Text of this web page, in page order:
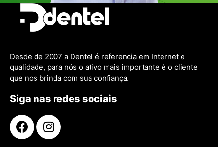
Desde de 2007 a Dentel é referencia em Internet e
qualidade, para nós o ativo mais importante é o cliente
que nos brinda com sua confiança.
Siga nas redes sociais